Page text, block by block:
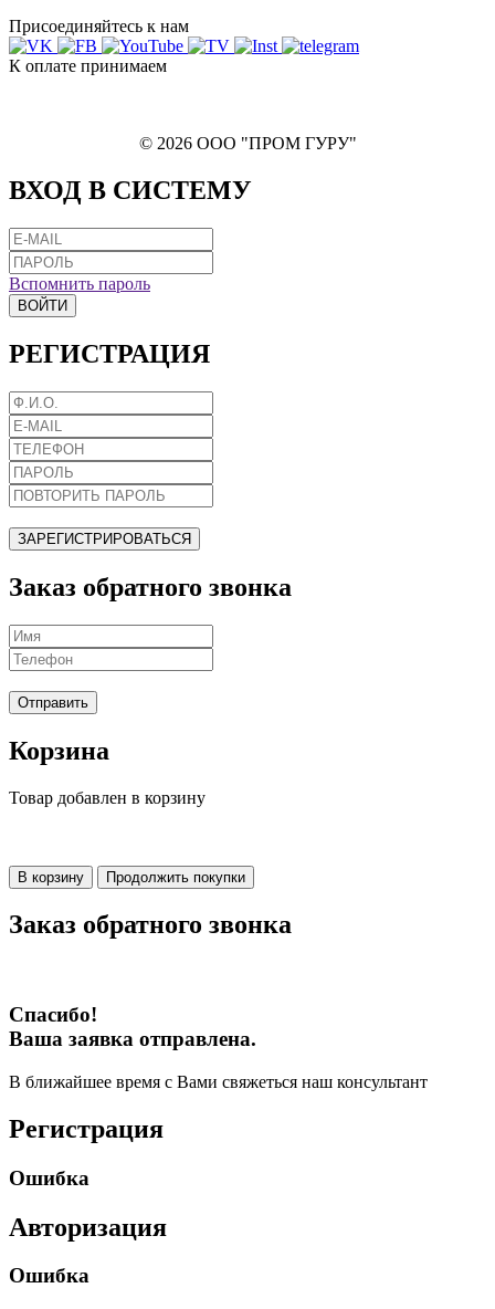
Присоединяйтесь к нам
К оплате принимаем
© 2026 ООО "ПРОМ ГУРУ"
ВХОД В СИСТЕМУ
Вспомнить пароль
ВОЙТИ
РЕГИСТРАЦИЯ
ЗАРЕГИСТРИРОВАТЬСЯ
Заказ обратного звонка
Отправить
Корзина
Товар добавлен в корзину
В корзину Продолжить покупки
Заказ обратного звонка
Спасибо!
Ваша заявка отправлена.
В ближайшее время с Вами свяжеться наш консультант
Регистрация
Ошибка
Авторизация
Ошибка